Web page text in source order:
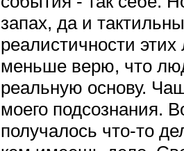
запах, да и
реалистичности
меньше верю, что
реальную основу.
моего подсознания.
получалось что-то